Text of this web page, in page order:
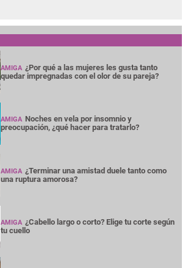
AMIGA ¿Por qué a las mujeres les gusta tanto
quedar impregnadas con el olor de su pareja?
AMIGA Noches en vela por insomnio y
preocupación, ¿qué hacer para tratarlo?
AMIGA ¿Terminar una amistad duele tanto como
una ruptura amorosa?
AMIGA ¿Cabello largo o corto? Elige tu corte según
tu cuello